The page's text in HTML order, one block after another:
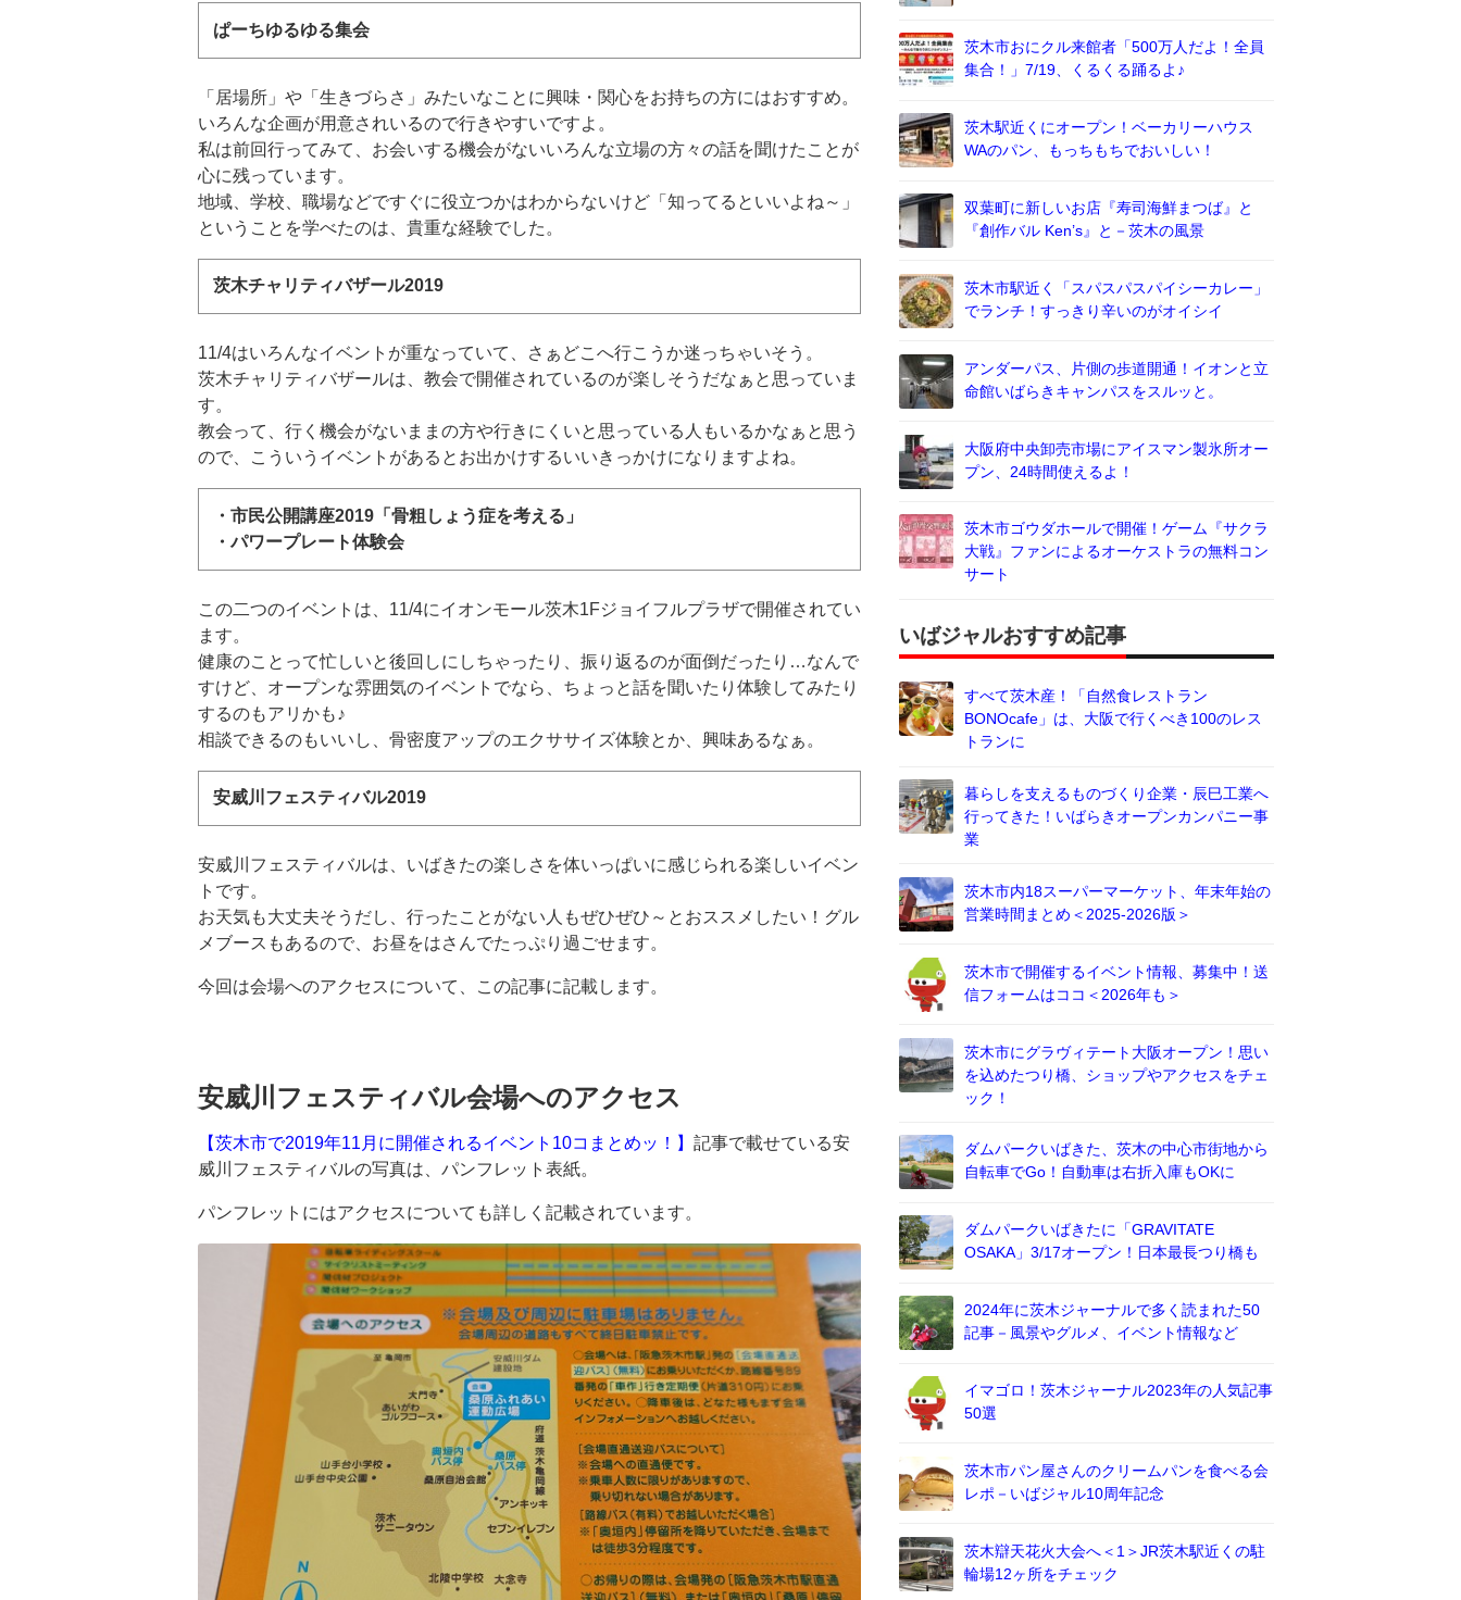
ぱーちゆるゆる集会
「居場所」や「生きづらさ」みたいなことに興味・関心をお持ちの方にはおすすめ。
いろんな企画が用意されいるので行きやすいですよ。
私は前回行ってみて、お会いする機会がないいろんな立場の方々の話を聞けたことが
心に残っています。
地域、学校、職場などですぐに役立つかはわからないけど「知ってるといいよね～」
ということを学べたのは、貴重な経験でした。
茨木チャリティバザール2019
11/4はいろんなイベントが重なっていて、さぁどこへ行こうか迷っちゃいそう。
茨木チャリティバザールは、教会で開催されているのが楽しそうだなぁと思っていま
す。
教会って、行く機会がないままの方や行きにくいと思っている人もいるかなぁと思う
ので、こういうイベントがあるとお出かけするいいきっかけになりますよね。
・市民公開講座2019「骨粗しょう症を考える」
・パワープレート体験会
この二つのイベントは、11/4にイオンモール茨木1Fジョイフルプラザで開催されてい
ます。
健康のことって忙しいと後回しにしちゃったり、振り返るのが面倒だったり…なんで
すけど、オープンな雰囲気のイベントでなら、ちょっと話を聞いたり体験してみたり
するのもアリかも♪
相談できるのもいいし、骨密度アップのエクササイズ体験とか、興味あるなぁ。
安威川フェスティバル2019
安威川フェスティバルは、いばきたの楽しさを体いっぱいに感じられる楽しいイベン
トです。
お天気も大丈夫そうだし、行ったことがない人もぜひぜひ～とおススメしたい！グル
メブースもあるので、お昼をはさんでたっぷり過ごせます。
今回は会場へのアクセスについて、この記事に記載します。
安威川フェスティバル会場へのアクセス
【茨木市で2019年11月に開催されるイベント10コまとめッ！】 記事で載せている安
威川フェスティバルの写真は、パンフレット表紙。
パンフレットにはアクセスについても詳しく記載されています。
茨木市おにクル来館者「500万人だよ！全員
集合！」7/19、くるくる踊るよ♪
茨木駅近くにオープン！ベーカリーハウス
WAのパン、もっちもちでおいしい！
双葉町に新しいお店『寿司海鮮まつば』と
『創作バル Ken’s』と－茨木の風景
茨木市駅近く「スパスパスパイシーカレー」
でランチ！すっきり辛いのがオイシイ
アンダーパス、片側の歩道開通！イオンと立
命館いばらきキャンパスをスルッと。
大阪府中央卸売市場にアイスマン製氷所オー
プン、24時間使えるよ！
茨木市ゴウダホールで開催！ゲーム『サクラ
大戦』ファンによるオーケストラの無料コン
サート
いばジャルおすすめ記事
すべて茨木産！「自然食レストラン
BONOcafe」は、大阪で行くべき100のレス
トランに
暮らしを支えるものづくり企業・辰巳工業へ
行ってきた！いばらきオープンカンパニー事
業
茨木市内18スーパーマーケット、年末年始の
営業時間まとめ＜2025-2026版＞
茨木市で開催するイベント情報、募集中！送
信フォームはココ＜2026年も＞
茨木市にグラヴィテート大阪オープン！思い
を込めたつり橋、ショップやアクセスをチェ
ック！
ダムパークいばきた、茨木の中心市街地から
自転車でGo！自動車は右折入庫もOKに
ダムパークいばきたに「GRAVITATE
OSAKA」3/17オープン！日本最長つり橋も
2024年に茨木ジャーナルで多く読まれた50
記事－風景やグルメ、イベント情報など
イマゴロ！茨木ジャーナル2023年の人気記事
50選
茨木市パン屋さんのクリームパンを食べる会
レポ－いばジャル10周年記念
茨木辯天花火大会へ＜1＞JR茨木駅近くの駐
輪場12ヶ所をチェック